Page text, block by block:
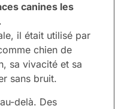
canines les
.
il était utilisé par
chien de
sa vivacité et sa
sans bruit.
delà. Des